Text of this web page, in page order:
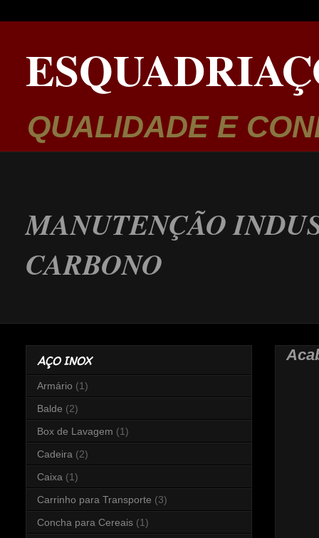
QUALIDADE E
MANUTENÇÃO
CARBONO
AÇO INOX
Armário (1)
Balde (2)
Box de Lavagem (1)
Cadeira (2)
Caixa (1)
Carrinho para Transporte (3)
Concha para Cereais (1)